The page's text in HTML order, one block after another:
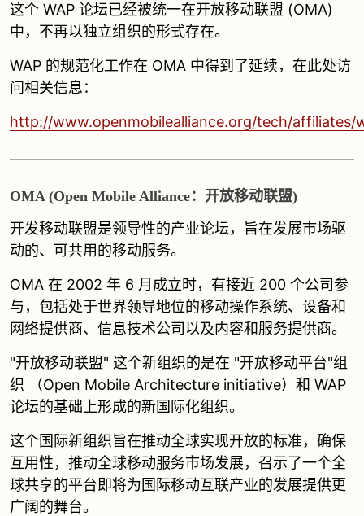
这个 WAP 论坛已经被统一在开放移动联盟 (OMA)
中，不再以独立组织的形式存在。
WAP 的规范化工作在 OMA 中得到了延续，在此处访
问相关信息：
http://www.openmobilealliance.org/tech/affiliates/
OMA (Open Mobile Alliance：开放移动联盟)
开发移动联盟是领导性的产业论坛，旨在发展市场驱
动的、可共用的移动服务。
OMA 在 2002 年 6 月成立时，有接近 200 个公司参
与，包括处于世界领导地位的移动操作系统、设备和
网络提供商、信息技术公司以及内容和服务提供商。
"开放移动联盟" 这个新组织的是在 "开放移动平台"组
织 （Open Mobile Architecture initiative）和 WAP
论坛的基础上形成的新国际化组织。
这个国际新组织旨在推动全球实现开放的标准，确保
互用性，推动全球移动服务市场发展，召示了一个全
球共享的平台即将为国际移动互联产业的发展提供更
广阔的舞台。